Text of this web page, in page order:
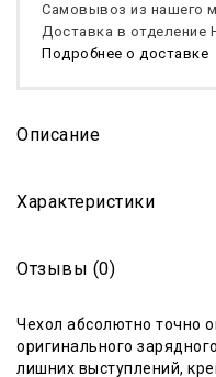
Самовывоз из нашего
Доставка в отделение
Подробнее о доставке
Описание
Характеристики
Отзывы (0)
Чехол абсолютно точно
оригинального
лишних выступлений,